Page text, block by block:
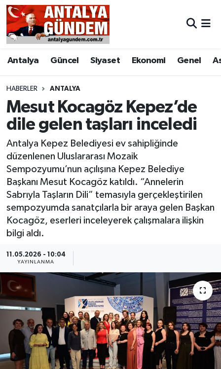
Antalya Güncel Siyaset Ekonomi Genel
HABERLER ANTALYA
Mesut Kocagöz Kepez’de
dile gelen taşları inceledi
Antalya Kepez Belediyesi ev sahipliğinde
düzenlenen Uluslararası Mozaik
Sempozyumu’nun açılışına Kepez Belediye
Başkanı Mesut Kocagöz katıldı. “Annelerin
Sabrıyla Taşların Dili” temasıyla gerçekleştirilen
sempozyumda sanatçılarla bir araya gelen Başkan
Kocagöz, eserleri inceleyerek çalışmalara ilişkin
bilgi aldı.
11.05.2026 - 10:04
YAYINLANMA
Antalya
Asayiş
Bilim & Teknoloji
Bölge
EĞİTİM
Görüntülü Haber
Güncel
Kültür & Sanat
Magazin
Resmi İlan
Sağlık & Yaşam
Siyaset
Antalya Nöbetçi Eczaneler
Antalya Hava Durumu
Antalya Namaz Vakitleri
Antalya Trafik Yoğunluk Haritası
Süper Lig Puan Durumu ve Fikstür
Son Dakika Haberleri
Haber Arşivi